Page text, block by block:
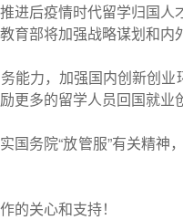
进后疫情时代留学归国
育部将加强战略谋划和内
能力，加强国内创新创
更多的留学人员回国就业
国务院“放管服”有关精
的关心和支持！